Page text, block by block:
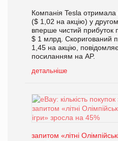
Компанія Tesla
($ 1,02 на акцію) у
вперше чистий прибуток
$ 1 млрд. Скоригований
1,45 на акцію,
посиланням на AP.
детальніше
запитом «літні